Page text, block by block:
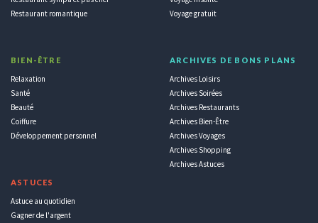
Restaurant romantique
BIEN-ÊTRE
Relaxation
Santé
Beauté
Coiffure
Développement personnel
ASTUCES
Astuce au quotidien
Gagner de l'argent
Voyage gratuit
ARCHIVES DE BONS PLANS
Archives Loisirs
Archives Soirées
Archives Restaurants
Archives Bien-Être
Archives Voyages
Archives Shopping
Archives Astuces